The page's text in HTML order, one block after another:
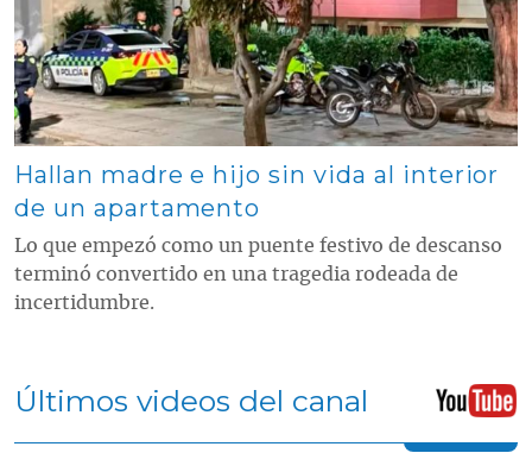
Hallan madre e hijo sin vida al interior
de un apartamento
Lo que empezó como un puente festivo de descanso
terminó convertido en una tragedia rodeada de
incertidumbre.
Últimos videos del canal